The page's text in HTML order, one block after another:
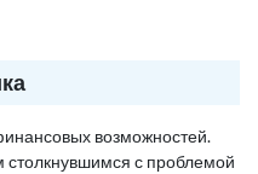
возможностей.
с проблемой